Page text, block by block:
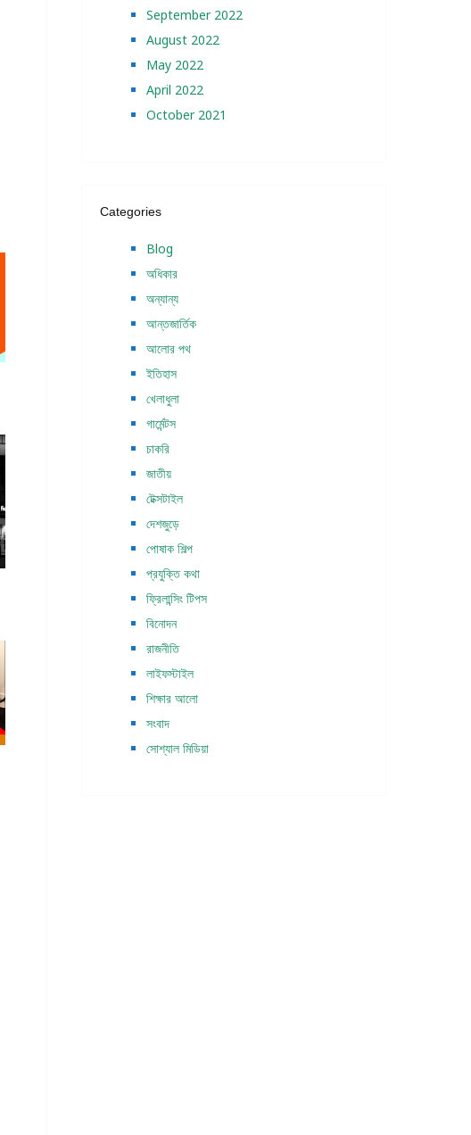
September 2022
August 2022
May 2022
April 2022
October 2021
Categories
Blog
অধিকার
অন্যান্য
আন্তজার্তিক
আলোর পথ
ইতিহাস
খেলাধুলা
গার্মেন্টস
চাকরি
জাতীয়
টেক্সটাইল
দেশজুড়ে
পোষাক শিল্প
প্রযুক্তি কথা
ফ্রিলান্সিং টিপস
বিনোদন
রাজনীতি
লাইফস্টাইল
শিক্ষার আলো
সংবাদ
সোশ্যাল মিডিয়া